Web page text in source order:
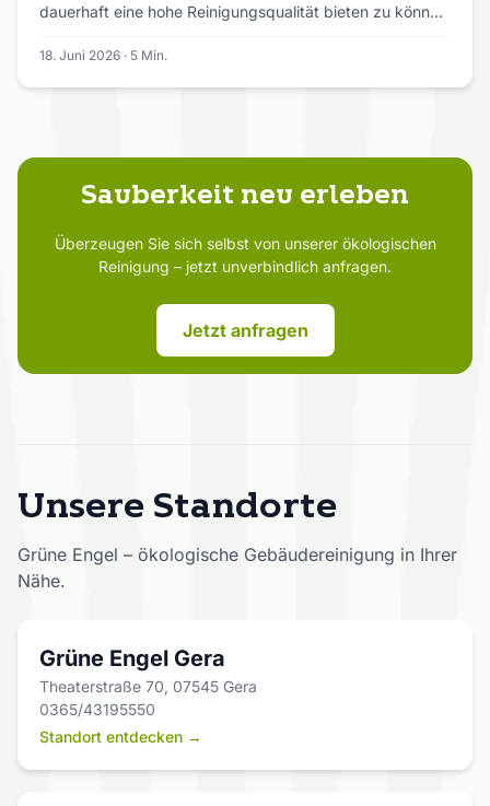
dauerhaft eine hohe Reinigungsqualität bieten zu können
erleichtern, investieren wir regelmäßig in interne
Arbeitsalltag. Unser Ziel ist dabei klar: Die Arbeit für
angenehmer zu gestalten, ohne dabei Kompromisse bei
der Reinigungsqualität einzugehen.
18. Juni 2026 · 5 Min.
Sauberkeit neu erleben
Überzeugen Sie sich selbst von unserer ökologischen
Reinigung – jetzt unverbindlich anfragen.
Jetzt anfragen
Unsere Standorte
Grüne Engel – ökologische Gebäudereinigung in Ihrer
Nähe.
Grüne Engel Gera
Theaterstraße 70, 07545 Gera
0365/43195550
Standort entdecken →